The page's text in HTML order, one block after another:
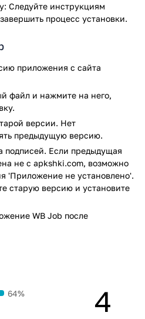
Следуйте инструкциям
процесс установки.
приложения с сайта
файл и нажмите на него,
версии. Нет
предыдущую версию.
подписей. Если предыдущая
не с apkshki.com, возможно
'Приложение не установлено'.
старую версию и установите
WB Job после
64% 4